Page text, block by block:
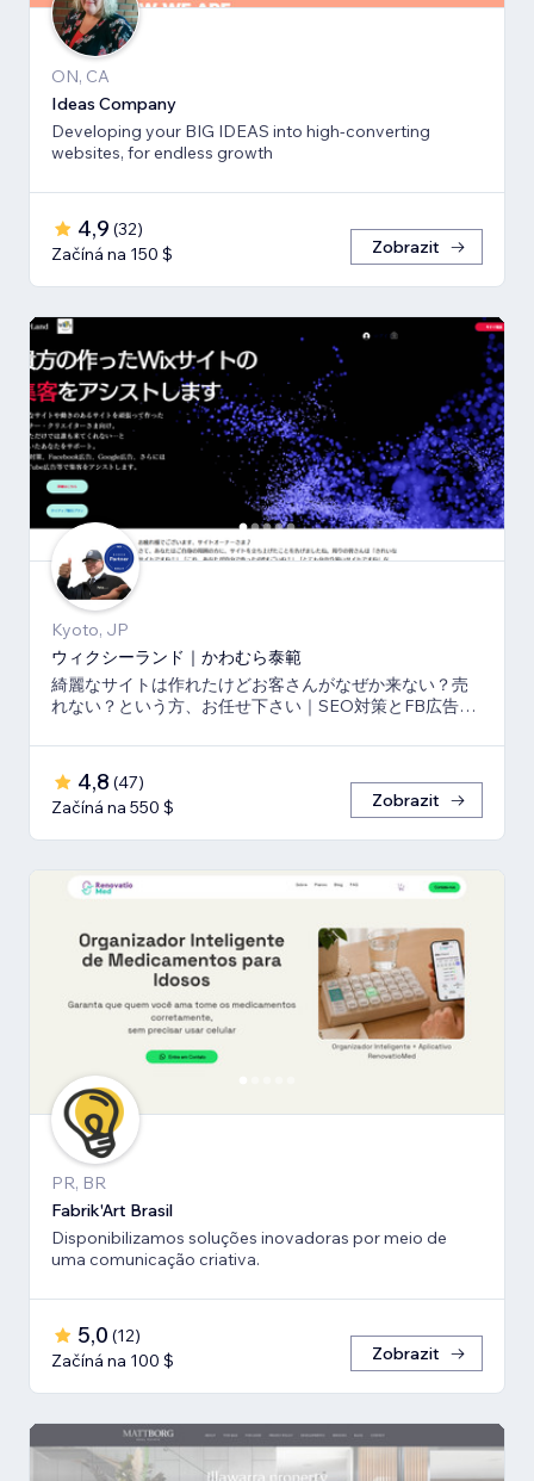
ON, CA
Ideas Company
Developing your BIG IDEAS into high-converting
websites, for endless growth
4,9 (32)
Začíná na 150 $
Zobrazit
Kyoto, JP
ウィクシーランド｜かわむら泰範
綺麗なサイトは作れたけどお客さんがなぜか来ない？売
れない？という方、お任せ下さい｜SEO対策とFB広告
4,8 (47)
Začíná na 550 $
Zobrazit
PR, BR
Fabrik'Art Brasil
Disponibilizamos soluções inovadoras por meio de
uma comunicação criativa.
5,0 (12)
Začíná na 100 $
Zobrazit